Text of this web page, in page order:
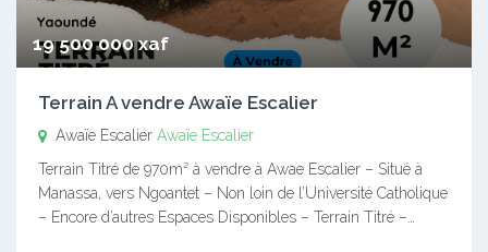
19 500 000 xaf
Terrain A vendre Awaïe Escalier
Awaïe Escalier Awaïe Escalier
Terrain Titré de 970m² à vendre à Awae Escalier – Situé à
Manassa, vers Ngoantet – Non loin de l’Université Catholique
– Encore d’autres Espaces Disponibles – Terrain Titré –…